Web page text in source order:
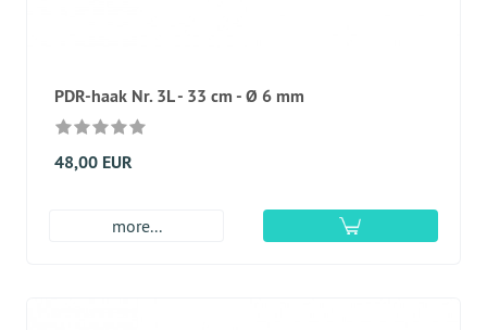
PDR-haak Nr. 3L - 33 cm - Ø 6 mm
48,00 EUR
more...